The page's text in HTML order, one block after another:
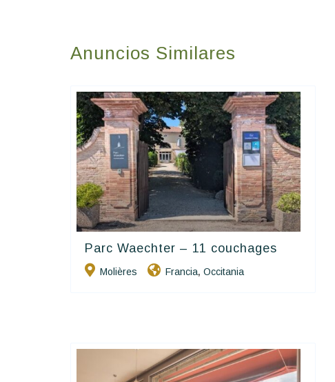
Anuncios Similares
Happy House
Parc Waechter – 11 couchages
Molières Francia, Occitania